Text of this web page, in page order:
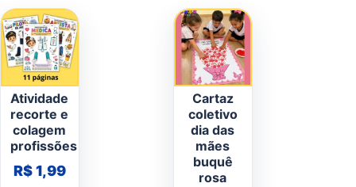
Atividade
recorte e
colagem
profissões
R$1,99
Cartaz
coletivo
dia das
mães
buquê
rosa